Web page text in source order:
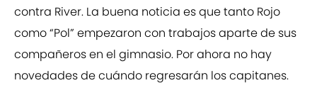
contra River. La buena noticia es que tanto Rojo
como “Pol” empezaron con trabajos aparte de sus
compañeros en el gimnasio. Por ahora no hay
novedades de cuándo regresarán los capitanes.